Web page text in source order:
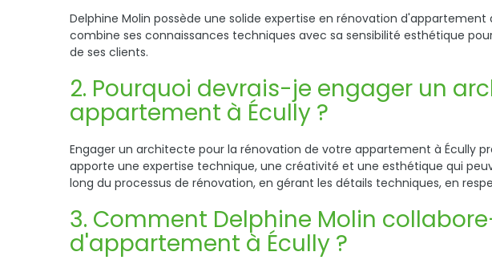
Delphine Molin possède une solide expertise en rénovation
combine ses connaissances techniques avec sa sensibilité esthétique
de ses clients.
2. Pourquoi devrais-je engager un
appartement à Écully ?
Engager un architecte pour la rénovation de votre appartement à Écully
apporte une expertise technique, une créativité et une esthétique qui
long du processus de rénovation, en gérant les détails techniques, en
3. Comment Delphine Molin
d'appartement à Écully ?